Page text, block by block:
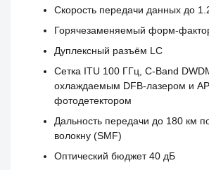
Скорость передачи данных до
Горячезаменяемый форм-
Дуплексный разъём LC
Сетка ITU 100 ГГц, C-Band
охлаждаемым DFB-лазером и
фотодетектором
Дальность передачи до 180 км
волокну (SMF)
Оптический бюджет 40 дБ